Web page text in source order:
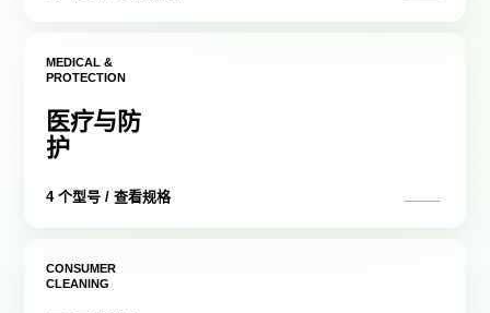
MEDICAL &
PROTECTION
医疗与防
护
4 个型号 / 查看规格
CONSUMER
CLEANING